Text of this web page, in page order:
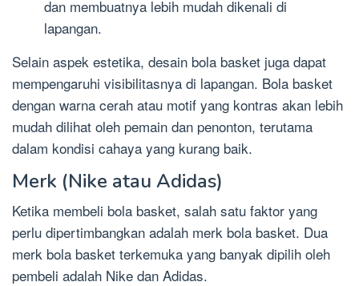
dan membuatnya lebih mudah dikenali di
lapangan.
Selain aspek estetika, desain bola basket juga dapat
mempengaruhi visibilitasnya di lapangan. Bola basket
dengan warna cerah atau motif yang kontras akan lebih
mudah dilihat oleh pemain dan penonton, terutama
dalam kondisi cahaya yang kurang baik.
Merk (Nike atau Adidas)
Ketika membeli bola basket, salah satu faktor yang
perlu dipertimbangkan adalah merk bola basket. Dua
merk bola basket terkemuka yang banyak dipilih oleh
pembeli adalah Nike dan Adidas.